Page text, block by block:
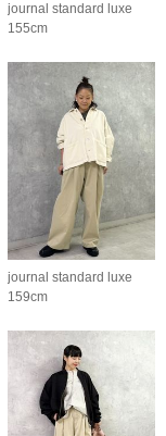
journal standard luxe
155cm
journal standard luxe
159cm